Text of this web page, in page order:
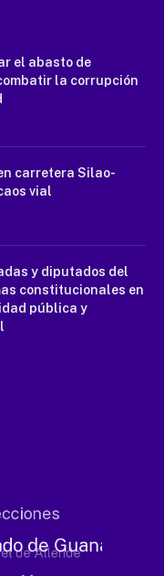
el abasto de
la corrupción
carretera Silao-
vial
y diputados del
constitucionales en
pública y